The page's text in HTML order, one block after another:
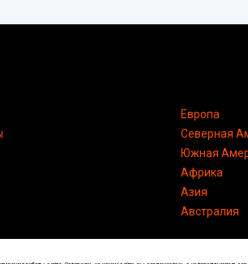
Европа
Северная
Южная
Африка
Азия
Австралия